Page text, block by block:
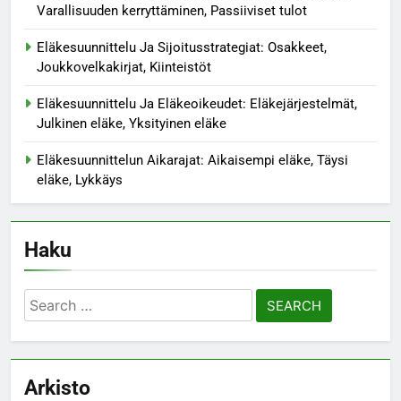
Varallisuuden kerryttäminen, Passiiviset tulot
Eläkesuunnittelu Ja Sijoitusstrategiat: Osakkeet,
Joukkovelkakirjat, Kiinteistöt
Eläkesuunnittelu Ja Eläkeoikeudet: Eläkejärjestelmät,
Julkinen eläke, Yksityinen eläke
Eläkesuunnittelun Aikarajat: Aikaisempi eläke, Täysi
eläke, Lykkäys
Haku
Search
for:
Arkisto